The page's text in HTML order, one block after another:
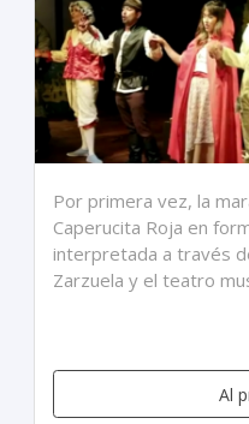
Por primera vez, la
Caperucita Roja en
interpretada a través
Zarzuela y el teatro
Al